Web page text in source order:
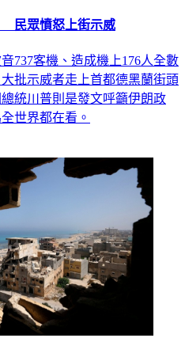
民眾憤怒上街示威
737客機、造成機上176人全數
批示威者走上首都德黑蘭街頭
統川普則是發文呼籲伊朗政
世界都在看。